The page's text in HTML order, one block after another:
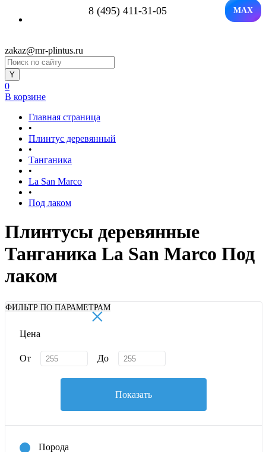
8 (495) 411-31-05 MAX
zakaz@mr-plintus.ru
0
В корзине
Главная страница
•
Плинтус деревянный
•
Танганика
•
La San Marco
•
Под лаком
Плинтусы деревянные
Танганика La San Marco Под
лаком
ФИЛЬТР ПО ПАРАМЕТРАМ
×
Цена
От До
Показать
Порода